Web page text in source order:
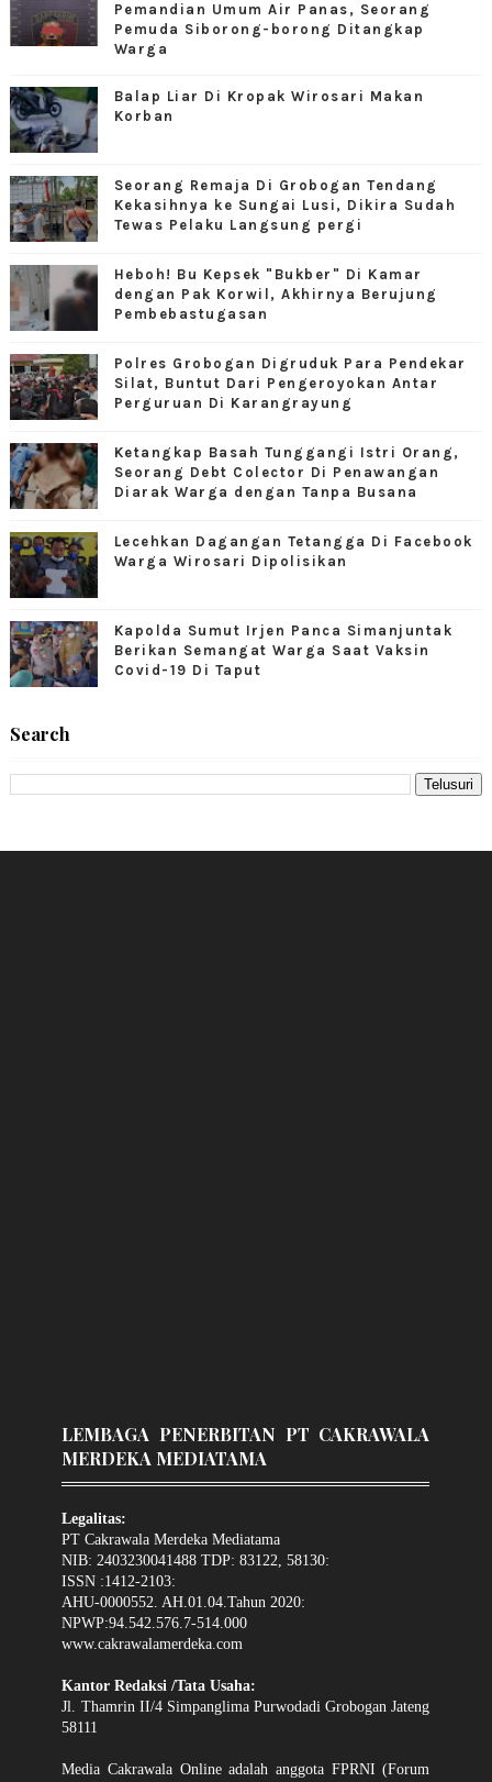
Pemandian Umum Air Panas, Seorang
Pemuda Siborong-borong Ditangkap
Warga
Balap Liar Di Kropak Wirosari Makan
Korban
Seorang Remaja Di Grobogan Tendang
Kekasihnya ke Sungai Lusi, Dikira Sudah
Tewas Pelaku Langsung pergi
Heboh! Bu Kepsek "Bukber" Di Kamar
dengan Pak Korwil, Akhirnya Berujung
Pembebastugasan
Polres Grobogan Digruduk Para Pendekar
Silat, Buntut Dari Pengeroyokan Antar
Perguruan Di Karangrayung
Ketangkap Basah Tunggangi Istri Orang,
Seorang Debt Colector Di Penawangan
Diarak Warga dengan Tanpa Busana
Lecehkan Dagangan Tetangga Di Facebook
Warga Wirosari Dipolisikan
Kapolda Sumut Irjen Panca Simanjuntak
Berikan Semangat Warga Saat Vaksin
Covid-19 Di Taput
Search
LEMBAGA PENERBITAN PT CAKRAWALA
MERDEKA MEDIATAMA
Legalitas:
PT Cakrawala Merdeka Mediatama
NIB: 2403230041488 TDP: 83122, 58130:
ISSN :1412-2103:
AHU-0000552. AH.01.04.Tahun 2020:
NPWP:94.542.576.7-514.000
www.cakrawalamerdeka.com
Kantor Redaksi /Tata Usaha:
Jl. Thamrin II/4 Simpanglima Purwodadi Grobogan Jateng
58111
Media Cakrawala Online adalah anggota FPRNI (Forum